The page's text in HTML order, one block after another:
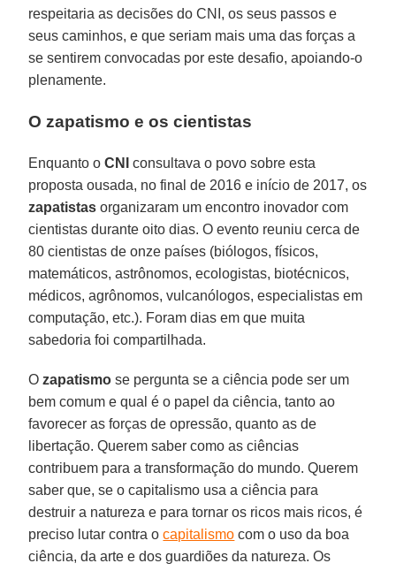
respeitaria as decisões do CNI, os seus passos e
seus caminhos, e que seriam mais uma das forças a
se sentirem convocadas por este desafio, apoiando-o
plenamente.
O zapatismo e os cientistas
Enquanto oCNI
consultava o povo sobre esta
proposta ousada, no final de 2016 e início de 2017, os
zapatistas organizaram um encontro inovador com
cientistas durante oito dias. O evento reuniu cerca de
80 cientistas de onze países (biólogos, físicos,
matemáticos, astrônomos, ecologistas, biotécnicos,
médicos, agrônomos, vulcanólogos, especialistas em
computação, etc.). Foram dias em que muita
sabedoria foi compartilhada.
Ozapatismo se pergunta se a ciência pode ser um
bem comum e qual é o papel da ciência, tanto ao
favorecer as forças de opressão, quanto as de
libertação. Querem saber como as ciências
contribuem para a transformação do mundo. Querem
saber que, se o capitalismo usa a ciência para
destruir a natureza e para tornar os ricos mais ricos, é
preciso lutar contra ocapitalismo com o uso da boa
ciência, da arte e dos guardiões da natureza. Os